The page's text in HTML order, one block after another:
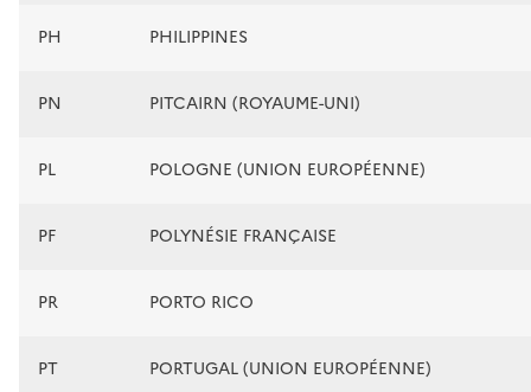
PH PHILIPPINES
PN PITCAIRN (ROYAUME-UNI)
PL POLOGNE (UNION EUROPÉENNE)
PF POLYNÉSIE FRANÇAISE
PR PORTO RICO
PT PORTUGAL (UNION EUROPÉENNE)